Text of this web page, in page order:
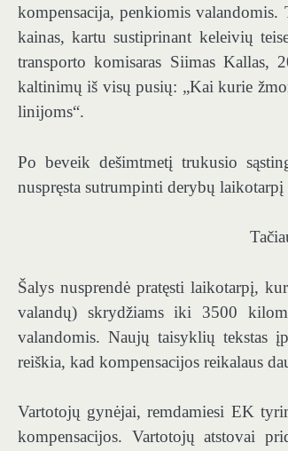
kompensacija, penkiomis
kainas, kartu sustiprinant keleivių
transporto komisaras Siimas Kallas,
kaltinimų iš visų pusių: „Kai kurie
linijoms“.
Po beveik dešimtmetį trukusio
nuspręsta sutrumpinti derybų
Šalys nusprendė pratęsti laikotarpį,
valandų) skrydžiams iki 3500
valandomis. Naujų taisyklių tekstas
reiškia, kad kompensacijos reikalaus
Vartotojų gynėjai, remdamiesi EK
kompensacijos. Vartotojų atstovai